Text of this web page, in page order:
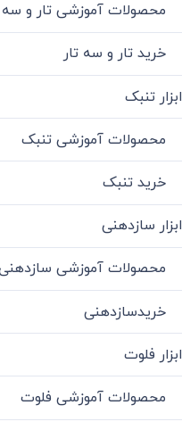
محصولات آموزشی تار و سه
خرید تار و سه تار
ابزار تنبک
محصولات آموزشی تنبک
خرید تنبک
ابزار سازدهنی
محصولات آموزشی
خریدسازدهنی
ابزار فلوت
محصولات آموزشی فلوت